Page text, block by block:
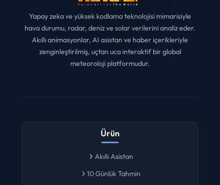
Yapay zeka ve yüksek kodlama teknolojisi mimarisiyle
hava durumu, radar, deniz ve solar verilerini analiz eder.
Akıllı animasyonlar, AI asistan ve haber içerikleriyle
zenginleştirilmiş, uçtan uca interaktif bir global
meteoroloji platformudur.
Ürün
Akıllı Asistan
10 Günlük Tahmin